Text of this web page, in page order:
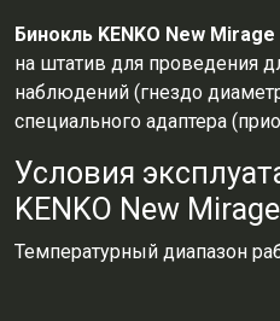
Бинокль KENKO New Mirage
на штатив для проведения
наблюдений (гнездо
специального адаптера
Условия
KENKO New
Температурный диапазон